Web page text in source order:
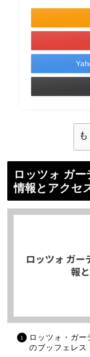
ロッツォ ガ
情報とアクセ
ロッツォ・ガ
のブッフェレス